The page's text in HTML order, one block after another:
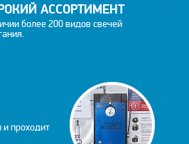
АССОРТИМЕНТ
более 200 видов свечей
и проходит